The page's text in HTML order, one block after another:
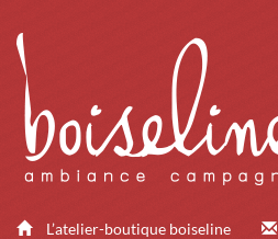
L’atelier-boutique boiseline